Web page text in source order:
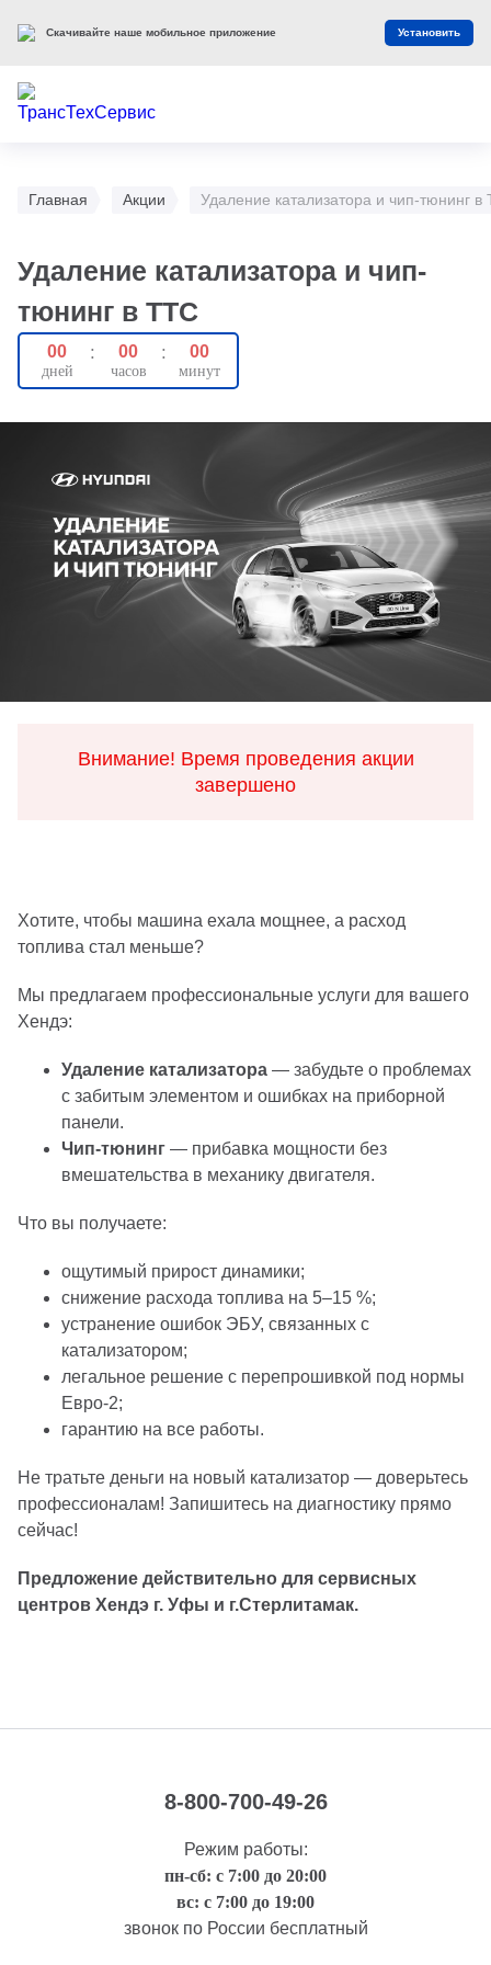
Главная Акции Удаление катализатора и чип-тюнинг в
Удаление катализатора и чип-
тюнинг в ТТС
00 : 00 : 00
Внимание! Время проведения акции
завершено
Хотите, чтобы машина ехала мощнее, а расход
топлива стал меньше?
Мы предлагаем профессиональные услуги для вашего
Хендэ:
Удаление катализатора — забудьте о проблемах
с забитым элементом и ошибках на приборной
панели.
Чип‑тюнинг — прибавка мощности без
вмешательства в механику двигателя.
Что вы получаете:
ощутимый прирост динамики;
снижение расхода топлива на 5–15 %;
устранение ошибок ЭБУ, связанных с
катализатором;
легальное решение с перепрошивкой под нормы
Евро‑2;
гарантию на все работы.
Не тратьте деньги на новый катализатор — доверьтесь
профессионалам! Запишитесь на диагностику прямо
сейчас!
Предложение действительно для сервисных
центров Хендэ г. Уфы и г.Стерлитамак.
8-800-700-49-26
Режим работы:
пн-сб: с 7:00 до 20:00
вс: с 7:00 до 19:00
звонок по России бесплатный
Скачивайте наше мобильное приложение Установить